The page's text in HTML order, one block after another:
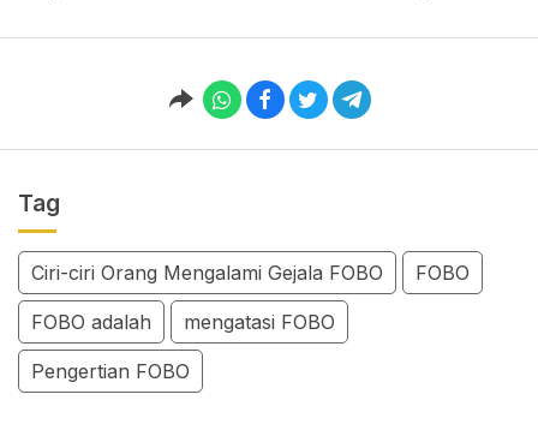
Tag
Ciri-ciri Orang Mengalami Gejala FOBO FOBO
FOBO adalah mengatasi FOBO
Pengertian FOBO